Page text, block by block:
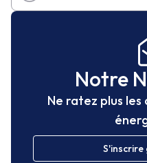
Notre
Ne ratez plus